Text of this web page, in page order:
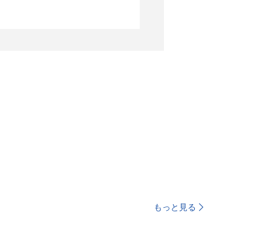
もっと見る